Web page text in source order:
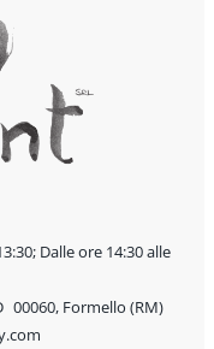
Dalle ore 14:30 alle
00060, Formello (RM)